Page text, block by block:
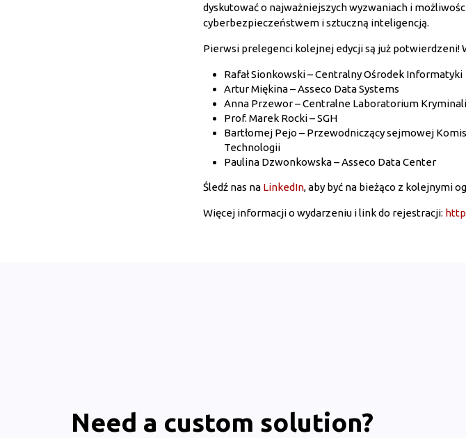
dyskutować o najważniejszych wyzwaniach i
cyberbezpieczeństwem i sztuczną inteligencją.
Pierwsi prelegenci kolejnej edycji są już potwierdzeni!
Rafał Sionkowski – Centralny Ośrodek Informatyki
Artur Miękina – Asseco Data Systems
Anna Przewor – Centralne Laboratorium
Prof. Marek Rocki – SGH
Bartłomej Pejo – Przewodniczący sejmowej
Technologii
Paulina Dzwonkowska – Asseco Data Center
Śledź nas na LinkedIn, aby być na bieżąco z kolejnymi
Więcej informacji o wydarzeniu i link do rejestracji:
Need a custom solution?